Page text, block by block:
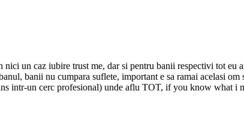
un caz iubire trust me, dar si pentru banii respectivi tot
banii nu cumpara suflete, important e sa ramai acelasi
intr-un cerc profesional) unde aflu TOT, if you know what